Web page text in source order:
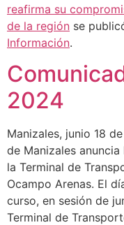
reafirma su
de la región se
Información.
2024
Manizales, junio 18
de Manizales
la Terminal de
Ocampo Arenas. El
curso, en sesión de
Terminal de